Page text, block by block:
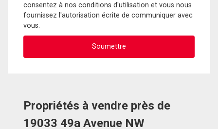
consentez à nos conditions d'utilisation et vous nous
fournissez l'autorisation écrite de communiquer avec
vous.
Propriétés à vendre près de
19033 49a Avenue NW